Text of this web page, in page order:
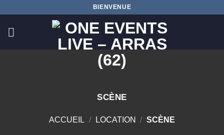
contenu
BIENVENUE
SCÈNE
ACCUEIL / LOCATION / SCÈNE